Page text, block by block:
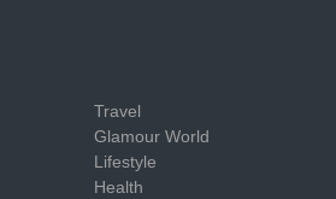
Travel
Glamour World
Lifestyle
Health